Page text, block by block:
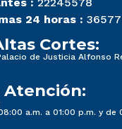
24 horas : 36577
Cortes:
de Justicia Alfonso
Atención:
a.m. a 01:00 p.m. y de